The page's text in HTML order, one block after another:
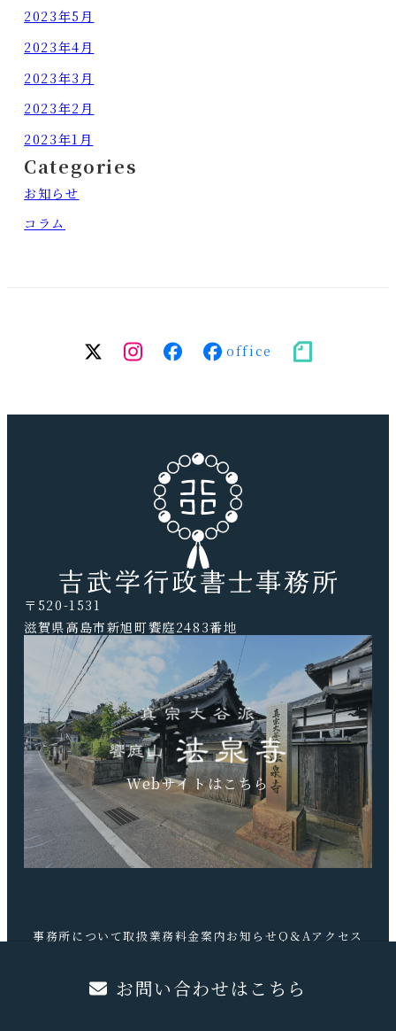
2023年5月
2023年4月
2023年3月
2023年2月
2023年1月
Categories
お知らせ
コラム
twitter
Instagram
facebook（個
人）
facebook（事
note
〒520-1531
滋賀県高島市新旭町饗庭2483番地
TEL.0740-20-9041 FAX.0740-20-9042
Webサイトはこちら
事務所について取扱業務料金案内お知らせQ＆Aアクセス
お問い合わせはこちら